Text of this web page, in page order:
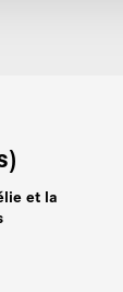
et la